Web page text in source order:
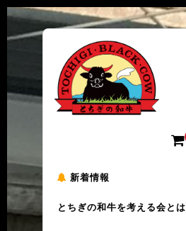
新着情報
とちぎの和牛を考える会とは